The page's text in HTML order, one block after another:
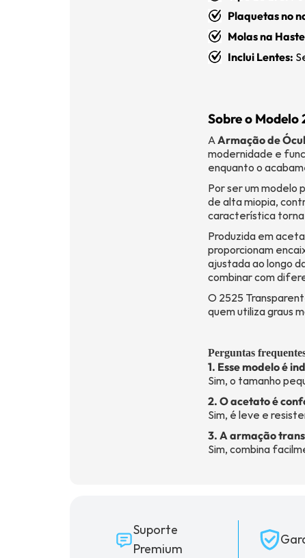
Plaquetas no
Molas na
Inclui Lentes:
Sobre o Modelo
AArmação de
modernidade e
enquanto o
Por ser um modelo
de alta miopia,
característica torna
Produzida em
proporcionam
ajustada ao longo
combinar com
O 2525
quem utiliza graus
Perguntas
1. Esse modelo é
Sim, o tamanho
2. O acetato é
Sim, é leve e
3. A armação
Sim, combina
Suporte
Premium